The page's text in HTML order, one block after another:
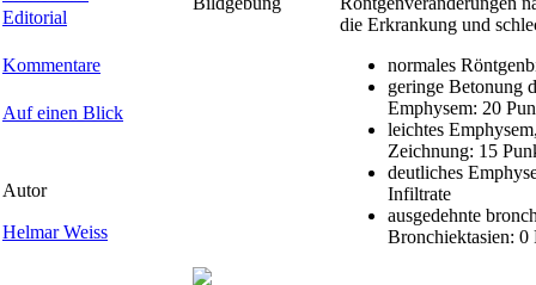
Editorial
Kommentare
Auf einen Blick
Autor
Helmar Weiss
die Erkrankung und
normales
geringe Betonung
Emphysem: 20
leichtes
Zeichnung: 15
deutliches
Infiltrate
ausgedehnte
Bronchiektasien: 0